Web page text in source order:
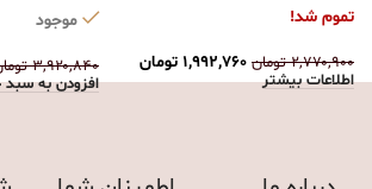
تموم شد!
۲,۷۷۰,۹۰۰ تومان ۱,۹۹۲,۷۶۰ تومان
اطلاعات بیشتر
موجود
۳,۹۲۰,۸۴۰
افزودن به سبد